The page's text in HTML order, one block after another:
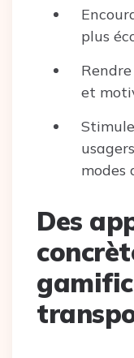
plus
et
modes
Des